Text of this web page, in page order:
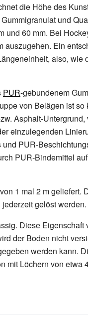
die Höhe des
und
und 60 mm. Bei
auszugehen. Ein
also, wie
PUR-gebundenem
von Belägen ist so
Asphalt-Untergrund,
einzulegenden
und PUR-
PUR-Bindemittel
1 mal 2 m geliefert.
jederzeit gelöst werden.
Diese Eigenschaft
der Boden nicht
werden kann.
mit Löchern von etwa